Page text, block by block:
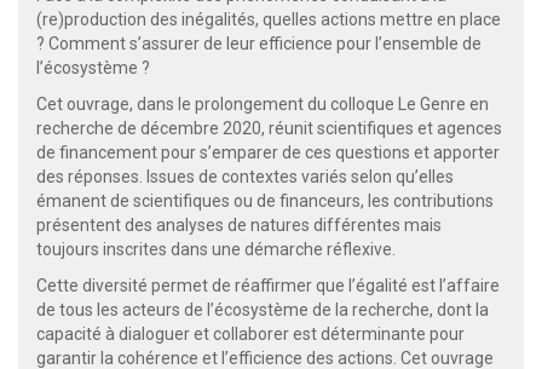
(re)production des inégalités, quelles actions mettre en place
? Comment s’assurer de leur efficience pour l’ensemble de
l’écosystème ?
Cet ouvrage, dans le prolongement du colloque Le Genre en
recherche de décembre 2020, réunit scientifiques et agences
de financement pour s’emparer de ces questions et apporter
des réponses. Issues de contextes variés selon qu’elles
émanent de scientifiques ou de financeurs, les contributions
présentent des analyses de natures différentes mais
toujours inscrites dans une démarche réflexive.
Cette diversité permet de réaffirmer que l’égalité est l’affaire
de tous les acteurs de l’écosystème de la recherche, dont la
capacité à dialoguer et collaborer est déterminante pour
garantir la cohérence et l’efficience des actions. Cet ouvrage